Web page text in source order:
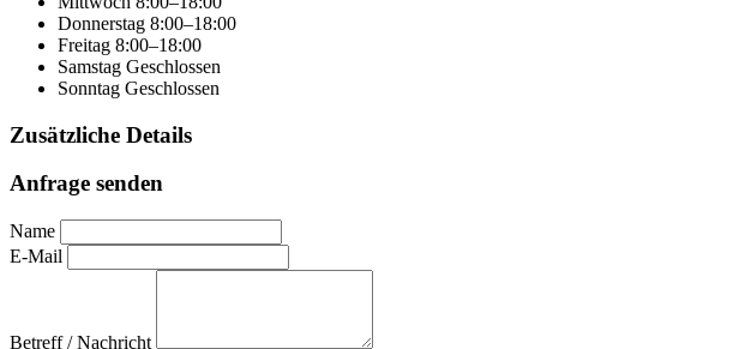
Donnerstag 8:00–18:00
Freitag 8:00–18:00
Samstag Geschlossen
Sonntag Geschlossen
Zusätzliche Details
Anfrage senden
Name
E-Mail
Betreff / Nachricht